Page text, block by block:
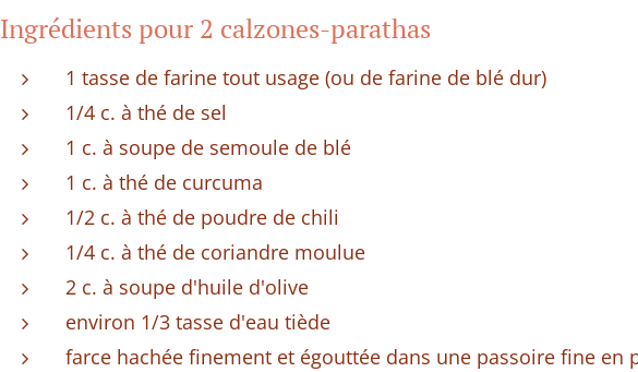
Ingrédients pour 2 calzones-parathas
1 tasse de farine tout usage (ou de farine de blé dur)
1/4 c. à thé de sel
1 c. à soupe de semoule de blé
1 c. à thé de curcuma
1/2 c. à thé de poudre de chili
1/4 c. à thé de coriandre moulue
2 c. à soupe d'huile d'olive
environ 1/3 tasse d'eau tiède
farce hachée finement et égouttée dans une passoire fine en